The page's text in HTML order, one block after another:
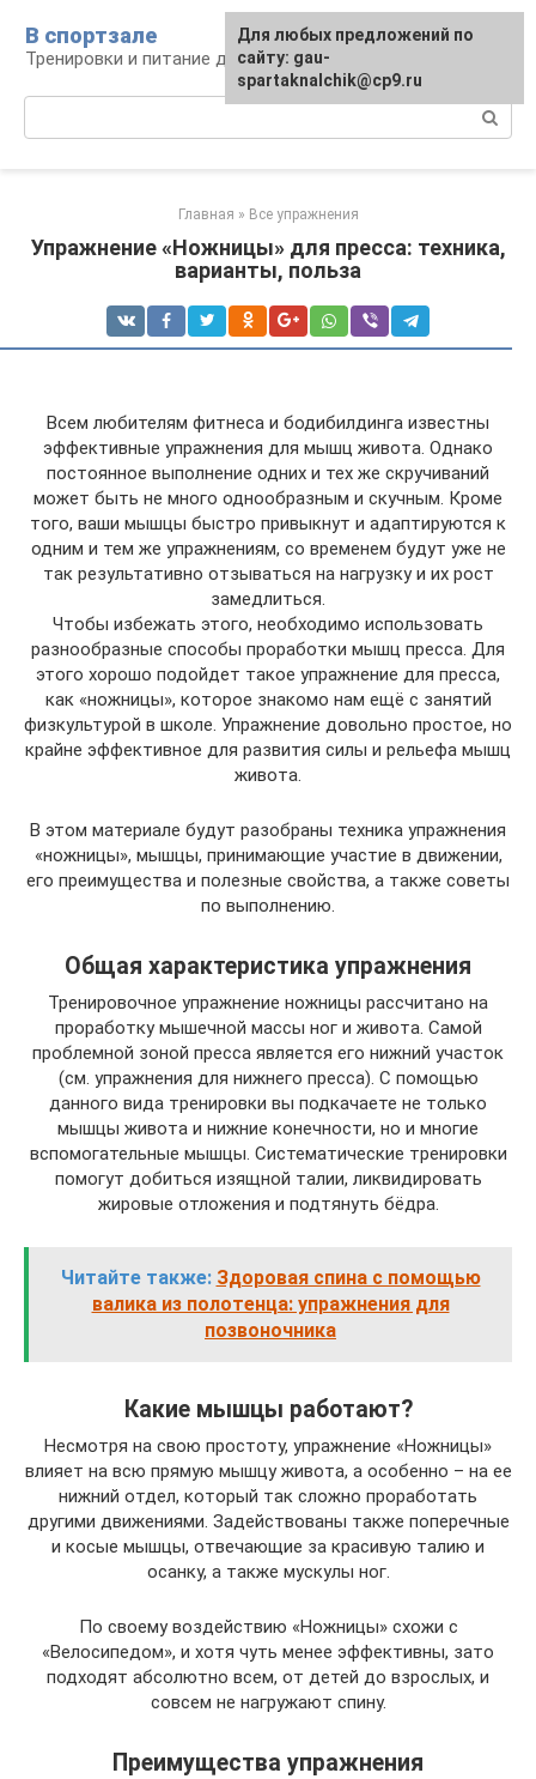
контенту
В спортзале
Тренировки и питание для здоровья
Главная » Все упражнения
Упражнение «Ножницы» для пресса: техника,
варианты, польза
Всем любителям фитнеса и бодибилдинга известны
эффективные упражнения для мышц живота. Однако
постоянное выполнение одних и тех же скручиваний
может быть не много однообразным и скучным. Кроме
того, ваши мышцы быстро привыкнут и адаптируются к
одним и тем же упражнениям, со временем будут уже не
так результативно отзываться на нагрузку и их рост
замедлиться.
Чтобы избежать этого, необходимо использовать
разнообразные способы проработки мышц пресса. Для
этого хорошо подойдет такое упражнение для пресса,
как «ножницы», которое знакомо нам ещё с занятий
физкультурой в школе. Упражнение довольно простое, но
крайне эффективное для развития силы и рельефа мышц
живота.
В этом материале будут разобраны техника упражнения
«ножницы», мышцы, принимающие участие в движении,
его преимущества и полезные свойства, а также советы
по выполнению.
Общая характеристика упражнения
Тренировочное упражнение ножницы рассчитано на
проработку мышечной массы ног и живота. Самой
проблемной зоной пресса является его нижний участок
(см. упражнения для нижнего пресса). С помощью
данного вида тренировки вы подкачаете не только
мышцы живота и нижние конечности, но и многие
вспомогательные мышцы. Систематические тренировки
помогут добиться изящной талии, ликвидировать
жировые отложения и подтянуть бёдра.
Читайте также: Здоровая спина с помощью
валика из полотенца: упражнения для
позвоночника
Какие мышцы работают?
Несмотря на свою простоту, упражнение «Ножницы»
влияет на всю прямую мышцу живота, а особенно – на ее
нижний отдел, который так сложно проработать
другими движениями. Задействованы также поперечные
и косые мышцы, отвечающие за красивую талию и
осанку, а также мускулы ног.
По своему воздействию «Ножницы» схожи с
«Велосипедом», и хотя чуть менее эффективны, зато
подходят абсолютно всем, от детей до взрослых, и
совсем не нагружают спину.
Преимущества упражнения
Для любых предложений по
сайту: gau-
spartaknalchik@cp9.ru